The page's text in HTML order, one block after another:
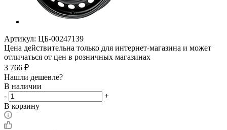
Артикул: ЦБ-00247139
Цена действительна только для интернет-магазина и может
отличаться от цен в розничных магазинах
3 766 ₽
Нашли дешевле?
В наличии
-
+
В корзину